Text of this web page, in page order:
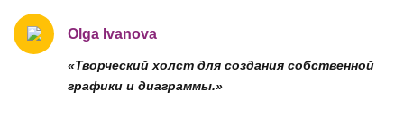
Olga Ivanova
«Творческий холст для создания собственной
графики и диаграммы.»